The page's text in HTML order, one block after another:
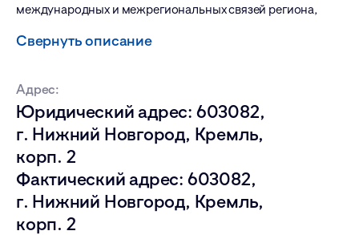
международных и межрегиональных связей региона,
власти и органов местного самоуправления
внешнеэкономических и межрегиональных связей.
Свернуть описание
Адрес:
Юридический адрес: 603082,
г. Нижний Новгород, Кремль,
корп. 2
Фактический адрес: 603082,
г. Нижний Новгород, Кремль,
корп. 2